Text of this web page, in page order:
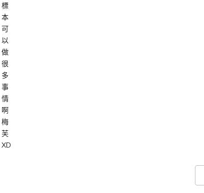
標
本
可
以
做
很
多
事
情
啊
梅
芙
XD